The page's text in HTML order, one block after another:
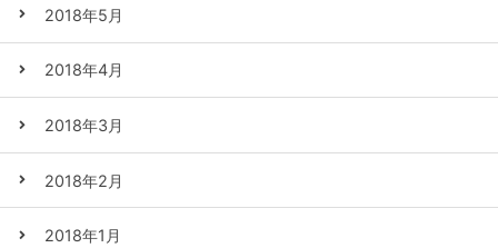
2018年5月
2018年4月
2018年3月
2018年2月
2018年1月